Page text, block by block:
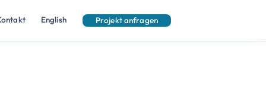
English Projekt anfragen